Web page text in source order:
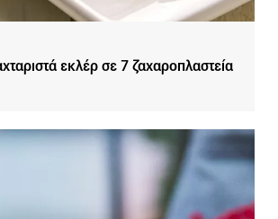
εκλέρ σε 7 ζαχαροπλαστεία